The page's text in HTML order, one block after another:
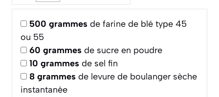
500 grammes de farine de blé type 45
ou 55
60 grammes de sucre en poudre
10 grammes de sel fin
8 grammes de levure de boulanger sèche
instantanée